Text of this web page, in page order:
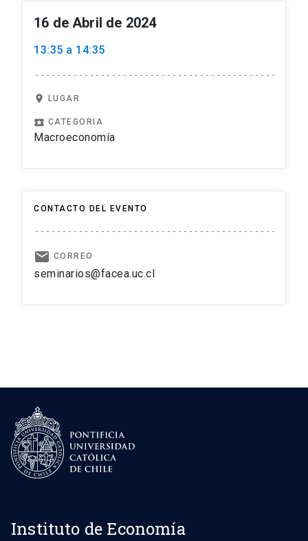
16 de Abril de 2024
13:35 a 14:35
location_on LUGAR
local_play CATEGORIA
Macroeconomía
CONTACTO DEL EVENTO
email CORREO
seminarios@facea.uc.cl
Instituto de Economía